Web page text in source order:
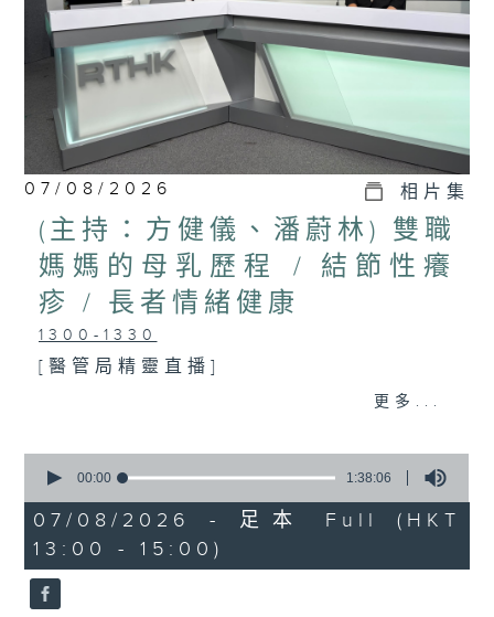
07/08/2026 相片集
(主持：方健儀、潘蔚林) 雙職
媽媽的母乳歷程 / 結節性癢
疹 / 長者情緒健康
1300-1330
[醫管局精靈直播]
1330-1400
主題：結節性癢疹
嘉賓：鄭學輝醫生(皮膚及性病科專科醫
生)
更多...
seconds
1
hour,
38
minutes,
6
seconds
00:00 1:38:06
07/08/2026 - 足本 Full (HKT
13:00 - 15:00)